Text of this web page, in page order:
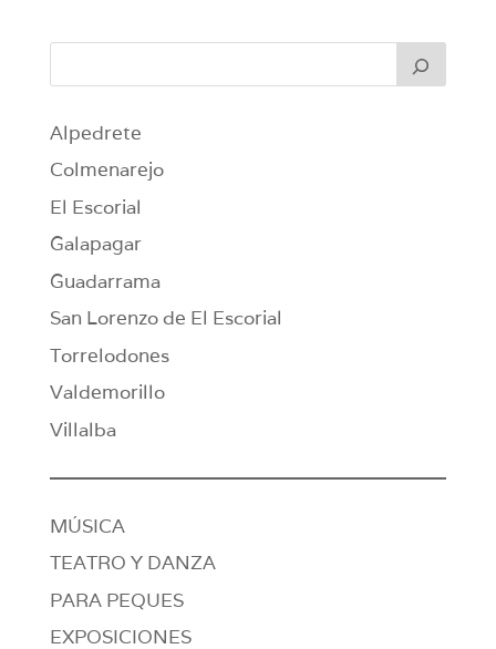
Alpedrete
Colmenarejo
El Escorial
Galapagar
Guadarrama
San Lorenzo de El Escorial
Torrelodones
Valdemorillo
Villalba
MÚSICA
TEATRO Y DANZA
PARA PEQUES
EXPOSICIONES